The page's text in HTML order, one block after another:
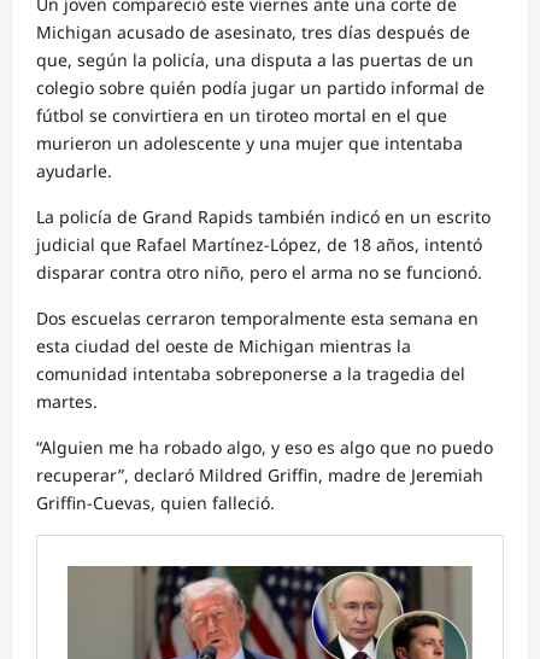
Michigan acusado de asesinato, tres días después de
que, según la policía, una disputa a las puertas de un
colegio sobre quién podía jugar un partido informal de
fútbol se convirtiera en un tiroteo mortal en el que
murieron un adolescente y una mujer que intentaba
ayudarle.
La policía de Grand Rapids también indicó en un escrito
judicial que Rafael Martínez-López, de 18 años, intentó
disparar contra otro niño, pero el arma no se funcionó.
Dos escuelas cerraron temporalmente esta semana en
esta ciudad del oeste de Michigan mientras la
comunidad intentaba sobreponerse a la tragedia del
martes.
“Alguien me ha robado algo, y eso es algo que no puedo
recuperar”, declaró Mildred Griffin, madre de Jeremiah
Griffin-Cuevas, quien falleció.